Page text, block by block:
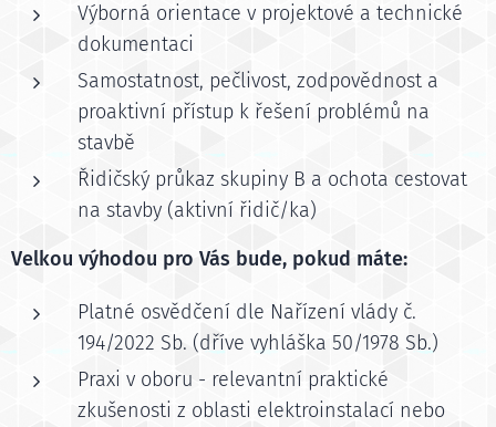
Výborná orientace v projektové a technické
dokumentaci
Samostatnost, pečlivost, zodpovědnost a
proaktivní přístup k řešení problémů na
stavbě
Řidičský průkaz skupiny B a ochota cestovat
na stavby (aktivní řidič/ka)
Velkou výhodou pro Vás bude, pokud máte:
Platné osvědčení dle Nařízení vlády č.
194/2022 Sb. (dříve vyhláška 50/1978 Sb.)
Praxi v oboru - relevantní praktické
zkušenosti z oblasti elektroinstalací nebo